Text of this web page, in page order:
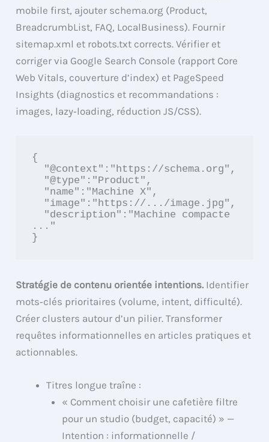
mobile first, ajouter schema.org (Product,
BreadcrumbList, FAQ, LocalBusiness). Fournir
sitemap.xml et robots.txt corrects. Vérifier et
corriger via Google Search Console (rapport Core
Web Vitals, couverture d’index) et PageSpeed
Insights (diagnostics et recommandations :
images, lazy‑loading, réduction JS/CSS).
{
..."
}
Stratégie de contenu orientée intentions. Identifier
mots‑clés prioritaires (volume, intent, difficulté).
Créer clusters autour d’un pilier. Transformer
requêtes informationnelles en articles pratiques et
actionnables.
Titres longue traîne :
« Comment choisir une cafetière filtre
pour un studio (budget, capacité) » —
Intention : informationnelle /